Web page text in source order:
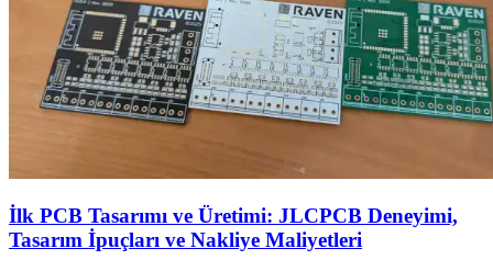
İlk PCB Tasarımı ve Üretimi: JLCPCB Deneyimi,
Tasarım İpuçları ve Nakliye Maliyetleri